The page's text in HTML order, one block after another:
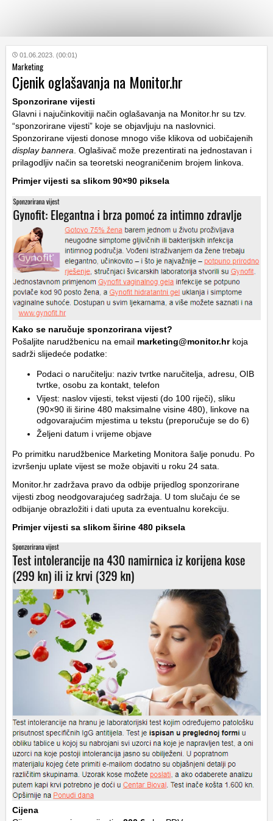
KATEGORIJE
HRVATSKI
WEB
01.06.2023. (00:01)
Marketing
Cjenik oglašavanja na Monitor.hr
Sponzorirane vijesti
Glavni i najučinkovitiji način oglašavanja na Monitor.hr su tzv.
“sponzorirane vijesti” koje se objavljuju na naslovnici.
Sponzorirane vijesti donose mnogo više klikova od uobičajenih
display bannera . Oglašivač može prezentirati na jednostavan i
prilagodljiv način sa teoretski neograničenim brojem linkova.
Primjer vijesti sa slikom 90×90 piksela
Kako se naručuje sponzorirana vijest?
Pošaljite narudžbenicu na email marketing@monitor.hrkoja
sadrži slijedeće podatke:
Podaci o naručitelju: naziv tvrtke naručitelja, adresu, OIB
tvrtke, osobu za kontakt, telefon
Vijest: naslov vijesti, tekst vijesti (do 100 riječi), sliku
(90×90 ili širine 480 maksimalne visine 480), linkove na
odgovarajućim mjestima u tekstu (preporučuje se do 6)
Željeni datum i vrijeme objave
Po primitku narudžbenice Marketing Monitora šalje ponudu. Po
izvršenju uplate vijest se može objaviti u roku 24 sata.
Monitor.hr zadržava pravo da odbije prijedlog sponzorirane
vijesti zbog neodgovarajućeg sadržaja. U tom slučaju će se
odbijanje obrazložiti i dati uputa za eventualnu korekciju.
Primjer vijesti sa slikom širine 480 piksela
Cijena